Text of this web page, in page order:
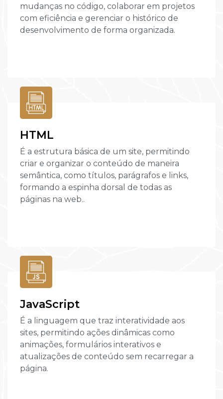
mudanças no código, colaborar em projetos
com eficiência e gerenciar o histórico de
desenvolvimento de forma organizada.
HTML
É a estrutura básica de um site, permitindo
criar e organizar o conteúdo de maneira
semântica, como títulos, parágrafos e links,
formando a espinha dorsal de todas as
páginas na web..
JavaScript
É a linguagem que traz interatividade aos
sites, permitindo ações dinâmicas como
animações, formulários interativos e
atualizações de conteúdo sem recarregar a
página.